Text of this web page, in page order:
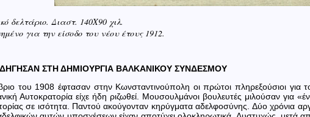
δελτάριο. Διαστ. 140Χ90 χιλ.
για την είσοδο του νέου έτους 1912.
ΣΤΗ ΔΗΜΙΟΥΡΓΙΑ ΒΑΛΚΑΝΙΚΟΥ ΣΥΝΔΕΣΜΟΥ
του 1908 έφτασαν στην Κωνσταντινούπολη οι πρώτοι πληρεξούσιοι για
Αυτοκρατορία είχε ήδη ριζωθεί. Μουσουλμάνοι βουλευτές μιλούσαν για
σε ισότητα. Παντού ακούγονταν κηρύγματα αδελφοσύνης. Δύο χρόνια